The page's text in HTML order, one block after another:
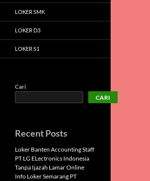
LOKER SMK
LOKER D3
LOKER S1
Cari
CARI
Recent Posts
Loker Banten Accounting Staff
PT LG ELectronics Indonesia
Tanpa Ijazah Lamar Online
Info Loker Semarang PT